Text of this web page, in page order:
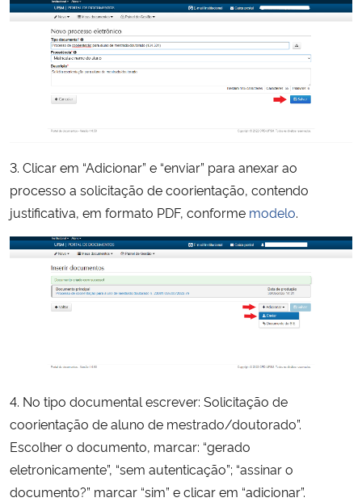
3. Clicar em “Adicionar” e “enviar” para anexar ao
processo a solicitação de coorientação, contendo
justificativa, em formato PDF, conforme modelo.
4. No tipo documental escrever: Solicitação de
coorientação de aluno de mestrado/doutorado”.
Escolher o documento, marcar: “gerado
eletronicamente”, “sem autenticação”; “assinar o
documento?” marcar “sim” e clicar em “adicionar”.